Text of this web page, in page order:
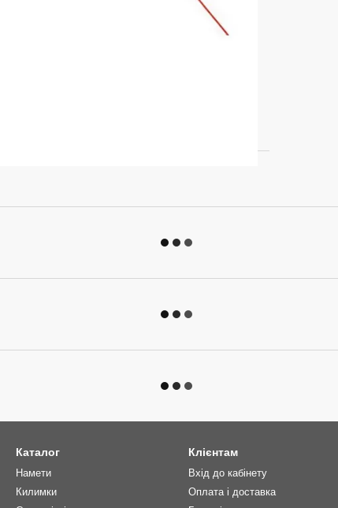
Каталог
Намети
Килимки
Клієнтам
Вхід до кабінету
Оплата і доставка